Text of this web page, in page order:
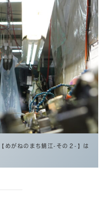
めがねのまち鯖江‐その２‐】は